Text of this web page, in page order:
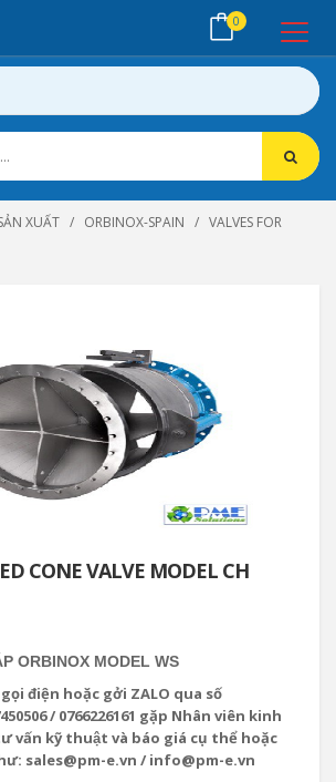
0
XUẤT ORBINOX-SPAIN
VALVES FOR
CONE VALVE MODEL CH
ORBINOX MODEL WS
điện hoặc gởi ZALO qua số
/ 0766226161 gặp Nhân viên kinh
vấn kỹ thuật và báo giá cụ thể hoặc
sales@pm-e.vn / info@pm-e.vn